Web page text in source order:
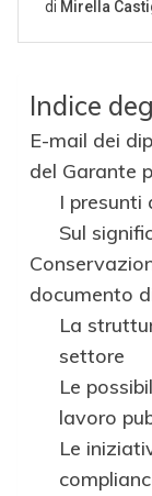
Indice
E-mail dei
del Garante
I presunti
Sul
documento
La
settore
Le
lavoro
Le